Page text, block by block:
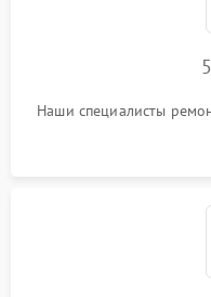
Наши специалисты